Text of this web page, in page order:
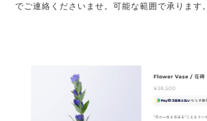
でご連絡くださいませ。可能な範囲で承ります。